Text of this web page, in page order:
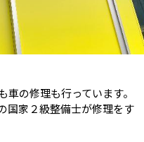
の修理も行っています。
国家２級整備士が修理をす